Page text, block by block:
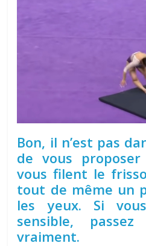
Bon, il n’est pas
de vous
vous filent le
tout de même un
les yeux. Si
sensible,
vraiment.